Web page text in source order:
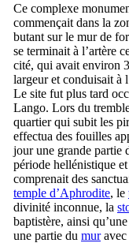
Ce complexe
commençait dans la
butant sur le mur de
se terminait à l’artère
cité, qui avait environ
largeur et conduisait à
Le site fut plus tard
Lango. Lors du
quartier qui subit les
effectua des fouilles
jour une grande partie
période hellénistique
comprenait des
temple d’Aphrodite, le
divinité inconnue, la
baptistère, ainsi
une partie du muravec